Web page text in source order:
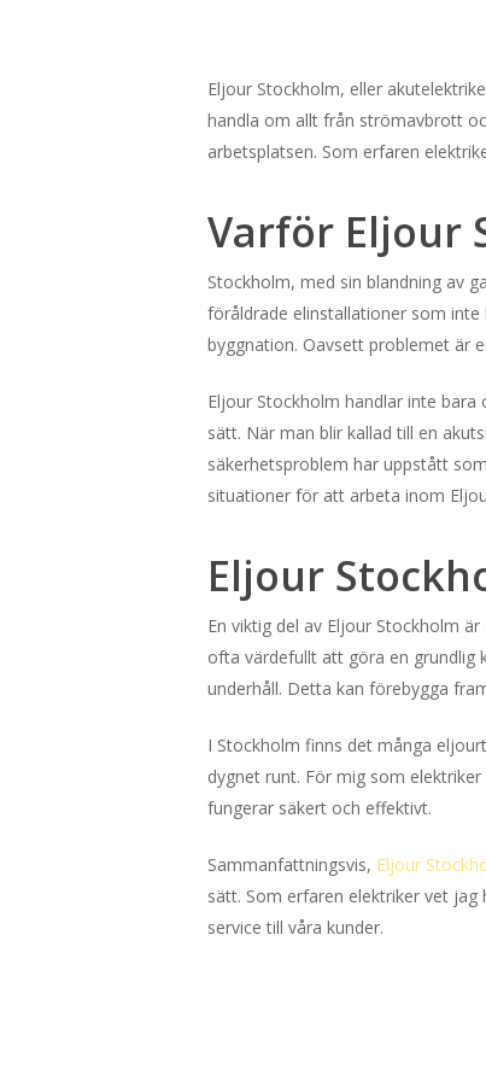
Eljour Stockholm, eller
handla om allt från strömavbrott
arbetsplatsen. Som erfaren
Varför Eljour
Stockholm, med sin blandning av
föråldrade elinstallationer som inte
byggnation. Oavsett problemet är
Eljour Stockholm handlar inte
sätt. När man blir kallad till en
säkerhetsproblem har uppstått
situationer för att arbeta inom
Eljour
En viktig del av Eljour Stockholm
ofta värdefullt att göra en grundlig
underhåll. Detta kan förebygga
I Stockholm finns det många
dygnet runt. För mig som
fungerar säkert och effektivt.
Sammanfattningsvis, Eljour
sätt. Som erfaren elektriker vet
service till våra kunder.